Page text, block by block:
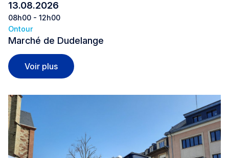
Marché de Dudelange
Ontour
13.08.2026
08h00 - 12h00
Voir plusMarché de Dudelange